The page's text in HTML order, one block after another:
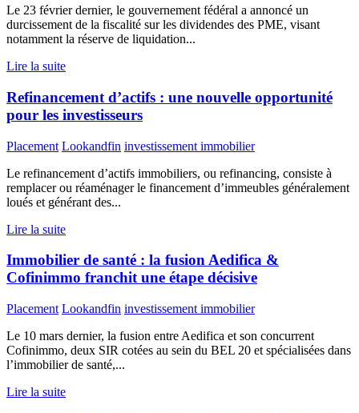
Le 23 février dernier, le gouvernement fédéral a annoncé un
durcissement de la fiscalité sur les dividendes des PME, visant
notamment la réserve de liquidation...
Lire la suite
Refinancement d’actifs : une nouvelle opportunité
pour les investisseurs
Placement Lookandfin investissement immobilier
Le refinancement d’actifs immobiliers, ou refinancing, consiste à
remplacer ou réaménager le financement d’immeubles généralement
loués et générant des...
Lire la suite
Immobilier de santé : la fusion Aedifica &
Cofinimmo franchit une étape décisive
Placement Lookandfin investissement immobilier
Le 10 mars dernier, la fusion entre Aedifica et son concurrent
Cofinimmo, deux SIR cotées au sein du BEL 20 et spécialisées dans
l’immobilier de santé,...
Lire la suite